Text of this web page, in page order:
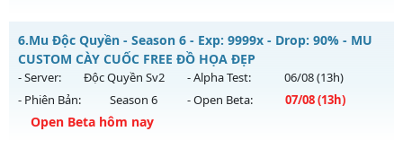
Antihack: X-Team
MU HỎA LONG 6.9 - 🌍 Website: https://muhoalong.pro
Mu mới ra tháng 08 2026 - Mở máy chủ
https://facebook.com/muhoalongvào 19h ngày
01/08/2626
Exp: 9999x - Drop: 99%
6.Mu Độc Quyền - Season 6 - Exp: 9999x - Drop: 90% - MU
CUSTOM CÀY CUỐC FREE ĐỒ HỌA ĐẸP
- Server: Độc Quyền Sv2 - Alpha Test: 06/08(13h)
- Phiên Bản:
Season 6 - Open Beta: 07/08(13h)
Open Beta hôm nay